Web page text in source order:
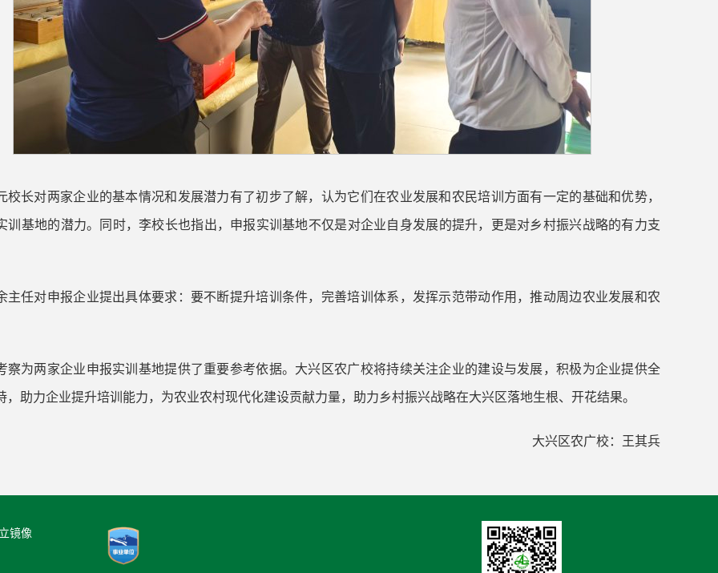
校长对两家企业的基本情况和发展潜力有了初步了解，认为它们在农业发展和农民培训方面有一定的基础和优势，
训基地的潜力。同时，李校长也指出，申报实训基地不仅是对企业自身发展的提升，更是对乡村振兴战略的有力支
主任对申报企业提出具体要求：要不断提升培训条件，完善培训体系，发挥示范带动作用，推动周边农业发展和农
察为两家企业申报实训基地提供了重要参考依据。大兴区农广校将持续关注企业的建设与发展，积极为企业提供全
，助力企业提升培训能力，为农业农村现代化建设贡献力量，助力乡村振兴战略在大兴区落地生根、开花结果。
大兴区农广校：王其兵
镜像